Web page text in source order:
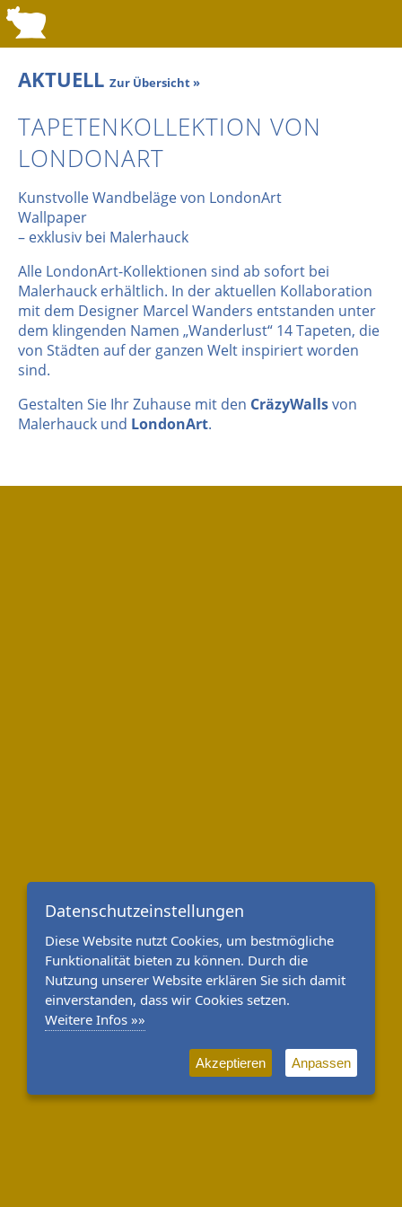
AKTUELL Zur Übersicht »
TAPETENKOLLEKTION VON
LONDONART
Kunstvolle Wandbeläge von LondonArt
Wallpaper
– exklusiv bei Malerhauck
Alle LondonArt-Kollektionen sind ab sofort bei
Malerhauck erhältlich. In der aktuellen Kollaboration
mit dem Designer Marcel Wanders entstanden unter
dem klingenden Namen „Wanderlust“ 14 Tapeten, die
von Städten auf der ganzen Welt inspiriert worden
sind.
Gestalten Sie Ihr Zuhause mit den CräzyWallsvon
Malerhauck und LondonArt.
Datenschutzeinstellungen
Diese Website nutzt Cookies, um bestmögliche
Funktionalität bieten zu können. Durch die
Nutzung unserer Website erklären Sie sich damit
einverstanden, dass wir Cookies setzen.
Weitere Infos »»
Akzeptieren Anpassen